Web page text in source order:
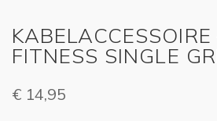
FITNESS SINGLE
€ 14,95